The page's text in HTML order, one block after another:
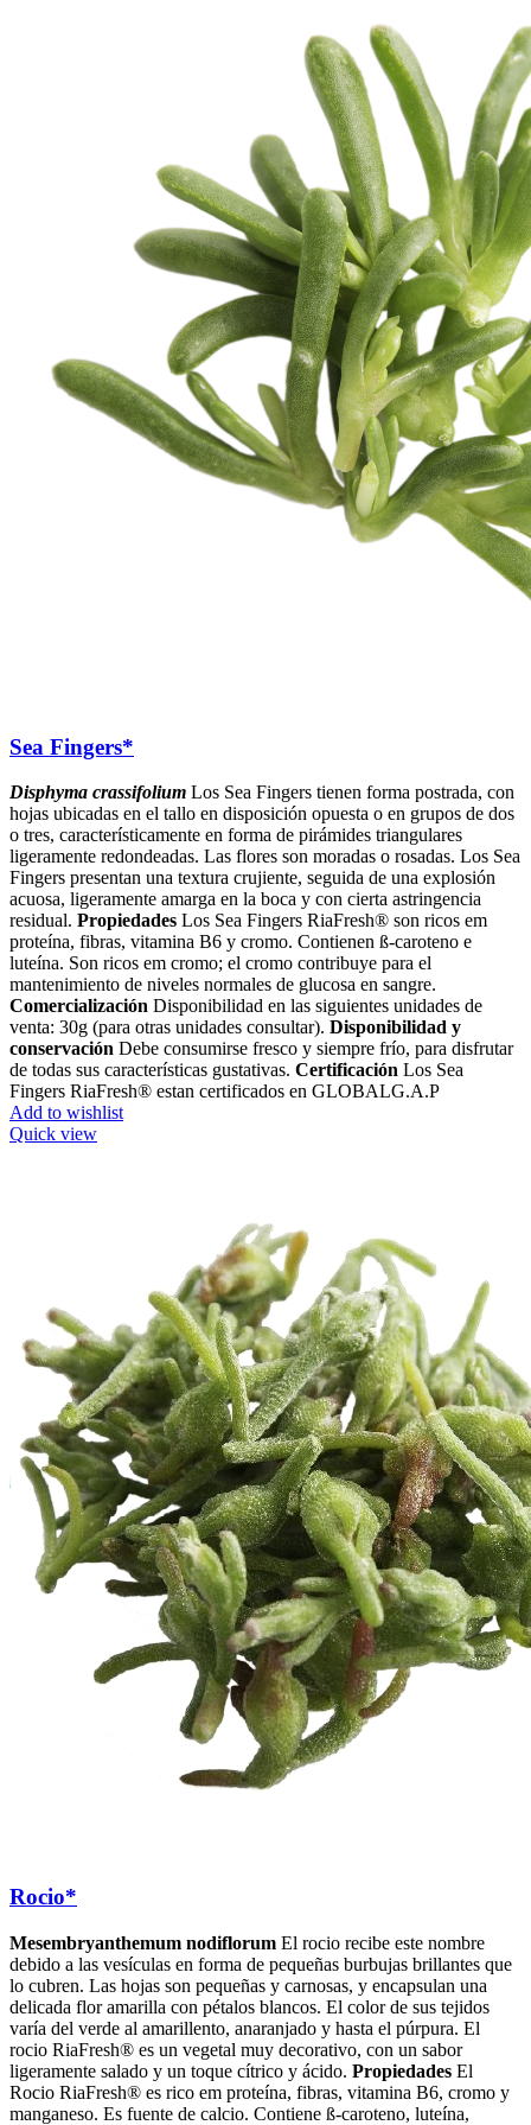
Sea Fingers*
Disphyma crassifolium Los Sea Fingers tienen forma postrada, con
hojas ubicadas en el tallo en disposición opuesta o en grupos de dos
o tres, característicamente en forma de pirámides triangulares
ligeramente redondeadas. Las flores son moradas o rosadas. Los Sea
Fingers presentan una textura crujiente, seguida de una explosión
acuosa, ligeramente amarga en la boca y con cierta astringencia
residual. Propiedades Los Sea Fingers RiaFresh® son ricos em
proteína, fibras, vitamina B6 y cromo. Contienen ß-caroteno e
luteína. Son ricos em cromo; el cromo contribuye para el
mantenimiento de niveles normales de glucosa en sangre.
Comercialización Disponibilidad en las siguientes unidades de
venta: 30g (para otras unidades consultar). Disponibilidad y
conservación Debe consumirse fresco y siempre frío, para disfrutar
de todas sus características gustativas. Certificación Los Sea
Fingers RiaFresh® estan certificados en GLOBALG.A.P
Add to wishlist
Quick view
Rocio*
Mesembryanthemum nodiflorum El rocio recibe este nombre
debido a las vesículas en forma de pequeñas burbujas brillantes que
lo cubren. Las hojas son pequeñas y carnosas, y encapsulan una
delicada flor amarilla con pétalos blancos. El color de sus tejidos
varía del verde al amarillento, anaranjado y hasta el púrpura. El
rocio RiaFresh® es un vegetal muy decorativo, con un sabor
ligeramente salado y un toque cítrico y ácido. Propiedades El
Rocio RiaFresh® es rico em proteína, fibras, vitamina B6, cromo y
manganeso. Es fuente de calcio. Contiene ß-caroteno, luteína,